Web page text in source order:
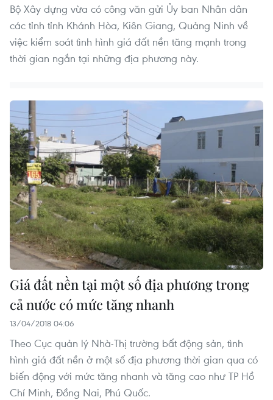
Bộ Xây dựng vừa có công văn gửi Ủy ban Nhân dân
các tỉnh tỉnh Khánh Hòa, Kiên Giang, Quảng Ninh về
việc kiểm soát tình hình giá đất nền tăng mạnh trong
thời gian ngắn tại những địa phương này.
Giá đất nền tại một số địa phương trong
cả nước có mức tăng nhanh
13/04/2018 04:06
Theo Cục quản lý Nhà-Thị trường bất động sản, tình
hình giá đất nền ở một số địa phương thời gian qua có
biến động với mức tăng nhanh và tăng cao như TP Hồ
Chí Minh, Đồng Nai, Phú Quốc.